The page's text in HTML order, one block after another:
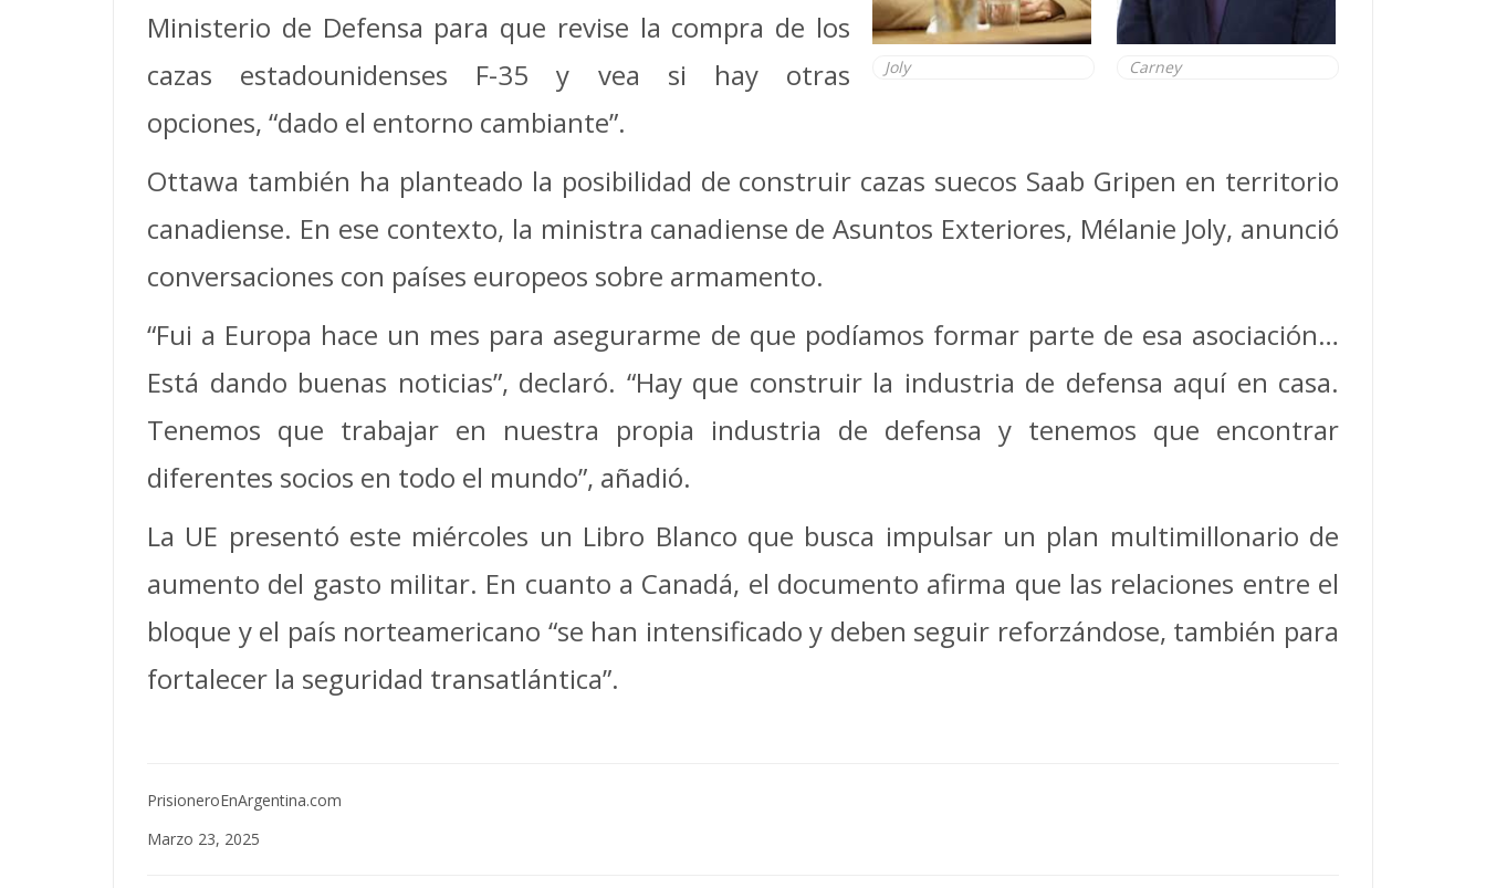
Carney
Joly
Ministerio de Defensa para que revise la compra de los
cazas estadounidenses F-35 y vea si hay otras
opciones, “dado el entorno cambiante”.
Ottawa también ha planteado la posibilidad de construir cazas suecos Saab Gripen en territorio
canadiense. En ese contexto, la ministra canadiense de Asuntos Exteriores, Mélanie Joly, anunció
conversaciones con países europeos sobre armamento.
“Fui a Europa hace un mes para asegurarme de que podíamos formar parte de esa asociación…
Está dando buenas noticias”, declaró. “Hay que construir la industria de defensa aquí en casa.
Tenemos que trabajar en nuestra propia industria de defensa y tenemos que encontrar
diferentes socios en todo el mundo”, añadió.
La UE presentó este miércoles un Libro Blanco que busca impulsar un plan multimillonario de
aumento del gasto militar. En cuanto a Canadá, el documento afirma que las relaciones entre el
bloque y el país norteamericano “se han intensificado y deben seguir reforzándose, también para
fortalecer la seguridad transatlántica”.
PrisioneroEnArgentina.com
Marzo 23, 2025